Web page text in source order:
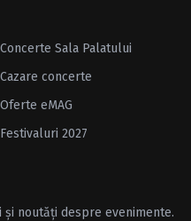
Concerte Sala Palatului
Cazare concerte
Oferte eMAG
Festivaluri 2027
noutăți despre evenimente.